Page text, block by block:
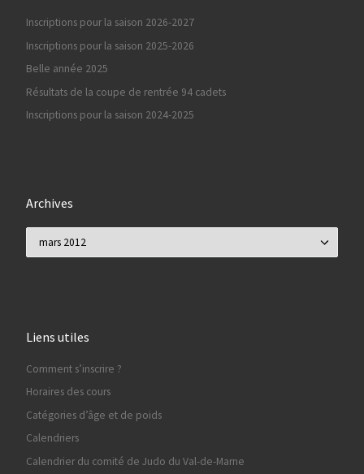
Inscriptions pour la saison 2026-2027
Inscriptions pour la saison 2025-2026
Belle année 2025
Résultats de la coupe de rentrée 94 cadets
Inscriptions pour la saison 2024-2025
Archives
Liens utiles
Comment s’inscrire ?
Horaires des cours
Catégories d’âge et de poids
Calendriers
Calendrier du comité de Judo du Val-de-Marne